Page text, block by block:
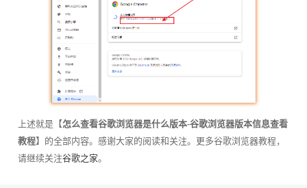
上述就是【怎么查看谷歌浏览器是什么版本-谷歌浏览器版本信息查看
教程】的全部内容。感谢大家的阅读和关注。更多谷歌浏览器教程，
请继续关注谷歌之家。